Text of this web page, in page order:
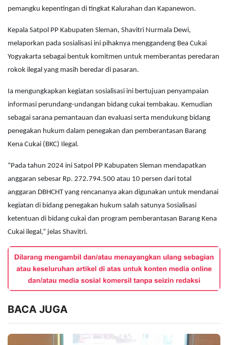
pemangku kepentingan di tingkat Kalurahan dan Kapanewon.
Kepala Satpol PP Kabupaten Sleman, Shavitri Nurmala Dewi,
melaporkan pada sosialisasi ini pihaknya menggandeng Bea Cukai
Yogyakarta sebagai bentuk komitmen untuk memberantas peredaran
rokok ilegal yang masih beredar di pasaran.
Ia mengungkapkan kegiatan sosialisasi ini bertujuan penyampaian
informasi perundang-undangan bidang cukai tembakau. Kemudian
sebagai sarana pemantauan dan evaluasi serta mendukung bidang
penegakan hukum dalam penegakan dan pemberantasan Barang
Kena Cukai (BKC) Ilegal.
“Pada tahun 2024 ini Satpol PP Kabupaten Sleman mendapatkan
anggaran sebesar Rp. 272.794.500 atau 10 persen dari total
anggaran DBHCHT yang rencananya akan digunakan untuk mendanai
kegiatan di bidang penegakan hukum salah satunya Sosialisasi
ketentuan di bidang cukai dan program pemberantasan Barang Kena
Cukai ilegal,” jelas Shavitri.
BACA JUGA